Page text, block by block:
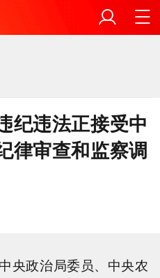
纪违法正接受中
律审查和监察调
央政治局委员、中央农